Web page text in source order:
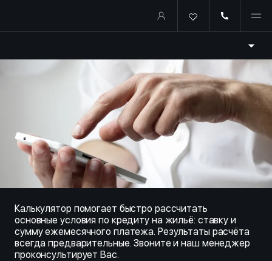
Купить квартиру в ипотеку
Калькулятор помогает быстро рассчитать
основные условия по кредиту на жильё: ставку и
сумму ежемесячного платежа. Результаты расчёта
всегда предварительные. Звоните и наш менеджер
проконсультирует Вас.